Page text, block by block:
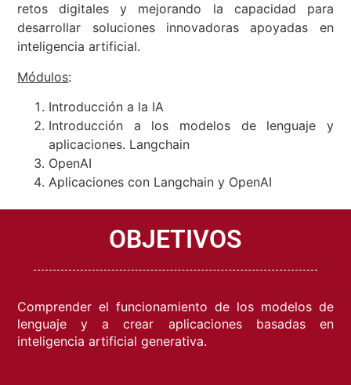
retos digitales y mejorando la capacidad para
desarrollar soluciones innovadoras apoyadas en
inteligencia artificial.
Módulos:
Introducción a la IA
Introducción a los modelos de lenguaje y
aplicaciones. Langchain
OpenAI
Aplicaciones con Langchain y OpenAI
OBJETIVOS
Comprender el funcionamiento de los modelos de
lenguaje y a crear aplicaciones basadas en
inteligencia artificial generativa.